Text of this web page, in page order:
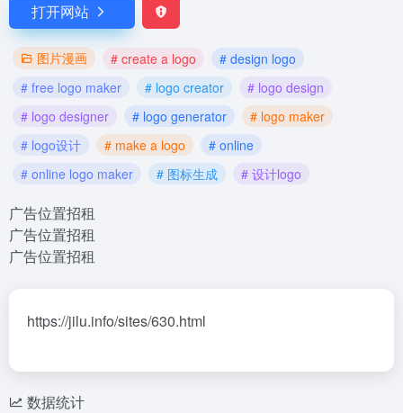
打开网站
图片漫画 # create a logo
# design logo
# free logo maker
# logo creator
# logo design
# logo designer
# logo generator
# logo maker
# logo设计
# make a logo
# online
# online logo maker
# 图标生成 # 设计logo
广告位置招租
广告位置招租
广告位置招租
https://jilu.info/sites/630.html
数据统计